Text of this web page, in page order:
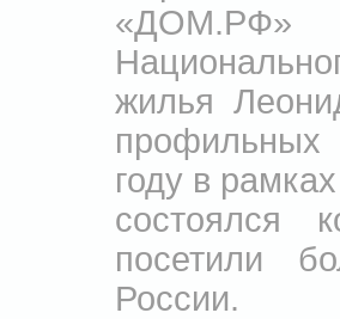
«ДОМ.РФ»
жилья
году в
состоялся
посетили
России.